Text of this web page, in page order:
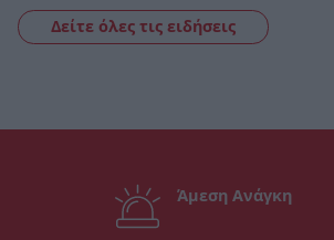
Δείτε όλες τις ειδήσεις
Άμεση Ανάγκη